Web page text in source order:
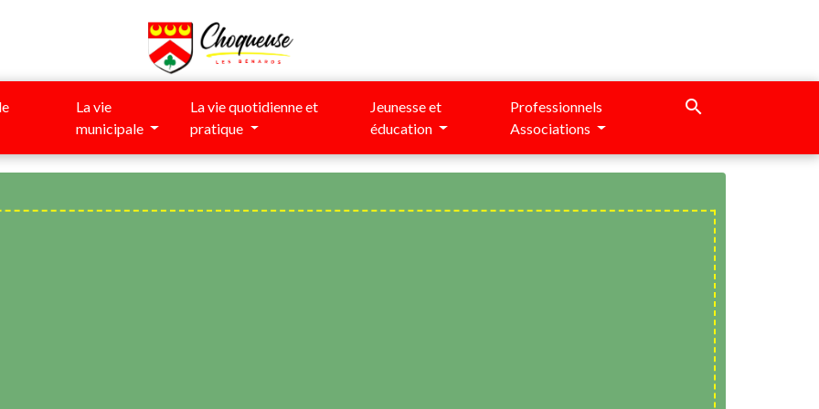
La vie
municipale
La vie quotidienne et
pratique
Jeunesse et
éducation
Professionnels
Associations
search